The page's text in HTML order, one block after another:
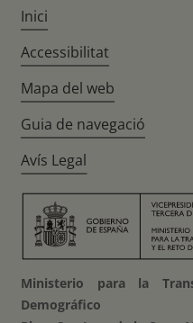
Inici
Accessibilitat
Mapa del web
Guia de navegació
Avís Legal
Ministerio para la
Demográfico